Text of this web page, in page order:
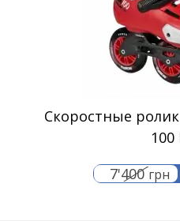
Скоростные
100
7'400грн